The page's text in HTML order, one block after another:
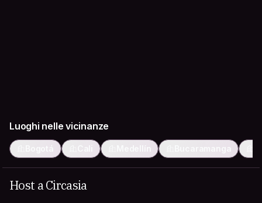
Luoghi nelle vicinanze
Bogotá Cali Medellín Bucaramanga
Host a Circasia